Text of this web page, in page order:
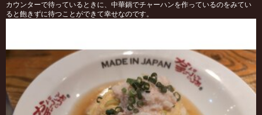
カウンターで待っているときに、中華鍋でチャーハンを作っているのをみてい
ると飽きずに待つことができて幸せなのです。